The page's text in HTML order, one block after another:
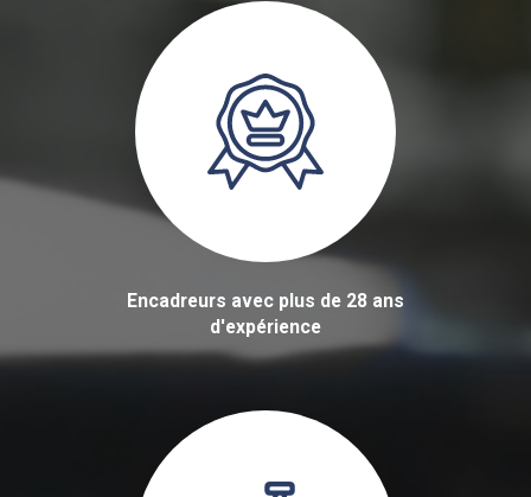
Encadreurs avec plus de 28 ans
d'expérience